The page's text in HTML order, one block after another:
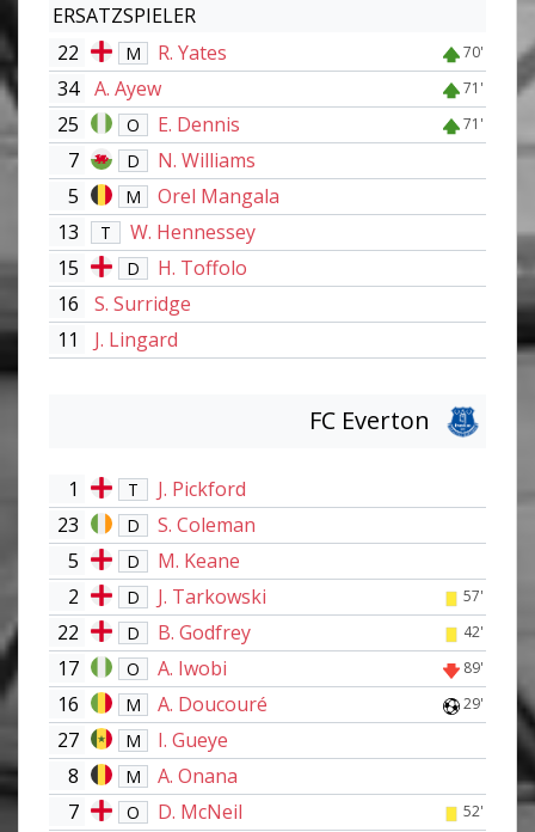
ERSATZSPIELER
22
M R. Yates 70'
34 A. Ayew 71'
25 O E. Dennis 71'
7 D
N. Williams
5
M
Orel Mangala
13
T
W. Hennessey
15
D
H. Toffolo
16
S. Surridge
11
J. Lingard
FC Everton
1 T
J. Pickford
23
D
S. Coleman
5
D
M. Keane
2
D J. Tarkowski 57'
22 D B. Godfrey 42'
17 O A. Iwobi 89'
16 M A. Doucouré 29'
27 M
I. Gueye
8
M
A. Onana
7
O D. McNeil 52'